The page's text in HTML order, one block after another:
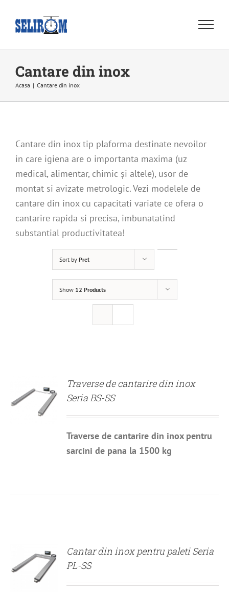
content
Cantare din inox
Acasa | Cantare din inox
Cantare din inox tip plaforma destinate nevoilor
in care igiena are o importanta maxima (uz
medical, alimentar, chimic și altele), usor de
montat si avizate metrologic. Vezi modelele de
cantare din inox cu capacitati variate ce ofera o
cantarire rapida si precisa, imbunatatind
substantial productivitatea!
Sort by Pret
Show 12 Products
Traverse de cantarire din inox
Seria BS-SS
Traverse de cantarire din inox pentru
sarcini de pana la 1500 kg
Cantar din inox pentru paleti Seria
PL-SS